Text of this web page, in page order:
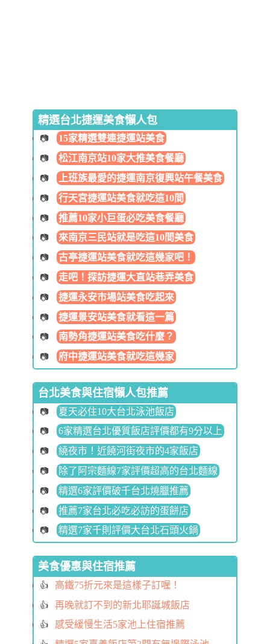
精選台北捷運美食懶人包
15家精選雙連捷運站美食
松江南京站10家大推美食餐廳
上班族最愛的捷運南京復興站午餐美食
行天宮捷運站美食就吃這10間
推薦10家小巨蛋必吃美食餐廳
來南京三民站就是吃這10間美食
古亭捷運站美食就吃這幾家吧！
走吧！探訪捷運大直站巷弄美食
捷運永安市場站美食吃起來
捷運景安站美食就看這一篇
南勢角捷運站美食吃什麼？
府中捷運站美食就吃這幾家
台北美食與住宿懶人包推薦
夏天必住10大台北泳池飯店
6家精選台北優質飯店評價都有9分以上
繞夜市！近饒河街夜市的4家飯店
除了阿宗麵線7家評價超高的台北麵線
精選6家評價破千台北燒臘推薦
推薦7家台北必吃必訪的蛋餅店
精選7家千則評價大台北石頭火鍋
美食優惠與住宿推薦
高鐵75折元來是這樣子訂喔！
再晚就訂不到的新北耶誕城飯店
感受緩慢生活5家池上住宿推薦